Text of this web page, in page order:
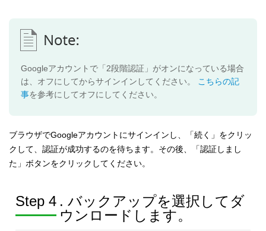
Googleアカウントで「2段階認証」がオンになっている場合
は、オフにしてからサインインしてください。
こちらの記
事を参考にしてオフにしてください。
ブラウザでGoogleアカウントにサインインし、「続く」をクリッ
クして、認証が成功するのを待ちます。その後、「認証しまし
た」ボタンをクリックしてください。
Step 4 . バックアップを選択してダ
ウンロードします。